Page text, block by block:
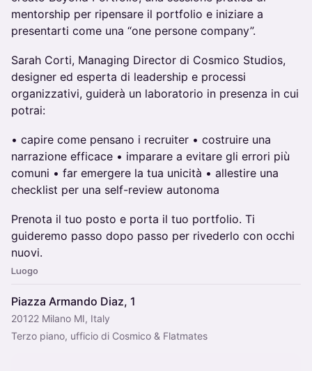
mentorship per ripensare il portfolio e iniziare a
presentarti come una “one persone company”.
Sarah Corti, Managing Director di Cosmico Studios,
designer ed esperta di leadership e processi
organizzativi, guiderà un laboratorio in presenza in cui
potrai:
•⁠ ⁠capire come pensano i recruiter •⁠ ⁠⁠costruire una
narrazione efficace •⁠ ⁠⁠imparare a evitare gli errori più
comuni •⁠ ⁠⁠far emergere la tua unicità •⁠ ⁠⁠allestire una
checklist per una self-review autonoma
Prenota il tuo posto e porta il tuo portfolio. Ti
guideremo passo dopo passo per rivederlo con occhi
nuovi.
Luogo
Piazza Armando Diaz, 1
20122 Milano MI, Italy
Terzo piano, ufficio di Cosmico & Flatmates